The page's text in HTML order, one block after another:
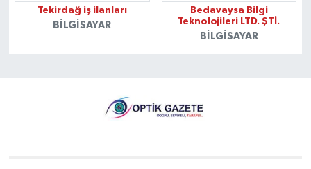
Tekirdağ iş ilanları
BILGISAYAR
Bedavaysa Bilgi
Teknolojileri LTD. ŞTİ.
BILGISAYAR